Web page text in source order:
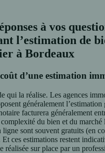
à vos
l’estimation de
à Bordeaux
d’une estimation
qui la réalise. Les agences
généralement l’estimation
facturera généralement
du bien et du marché
ligne sont souvent gratuits (en
ces estimations restent
réalisée sur place par un